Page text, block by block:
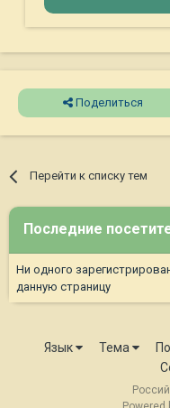
Поделиться
Перейти к списку тем
Последние
Ни одного
данную страницу
Язык Тема